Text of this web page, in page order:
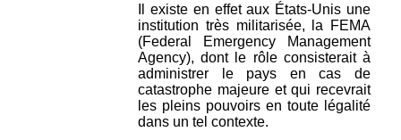
Il existe en effet aux États-Unis une
institution très militarisée, la FEMA
(Federal Emergency Management
Agency), dont le rôle consisterait à
administrer le pays en cas de
catastrophe majeure et qui recevrait
les pleins pouvoirs en toute légalité
dans un tel contexte.